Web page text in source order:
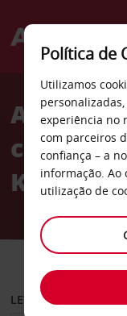
Welcome
AvisAluguer
carros
Kebir
CARRO
LEVANTAR EM
Política de
Utilizamos
experiência no
com parceiros
confiança – a
informação. Ao
utilização de